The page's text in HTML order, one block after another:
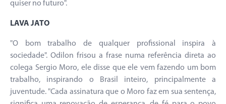
quiser no futuro".
LAVA JATO
"O bom trabalho de qualquer profissional inspira à
sociedade". Odilon frisou a frase numa referência direta ao
colega Sergio Moro, ele disse que ele vem fazendo um bom
trabalho, inspirando o Brasil inteiro, principalmente a
juventude. "Cada assinatura que o Moro faz em sua sentença,